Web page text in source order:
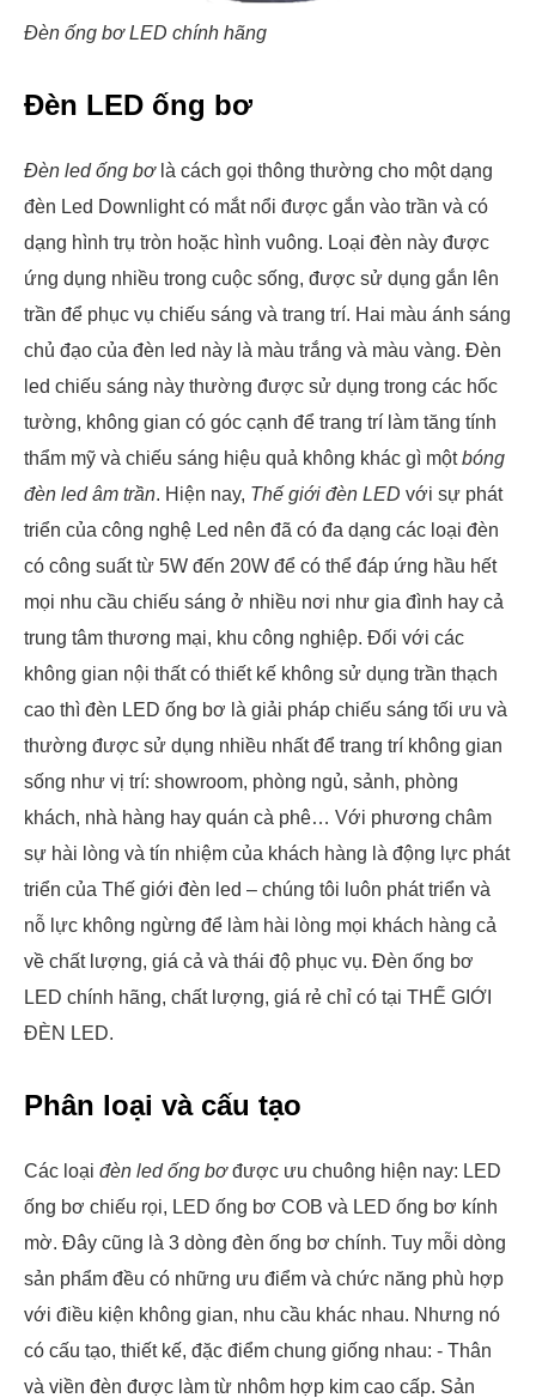
Đèn ống bơ LED chính hãng
Đèn LED ống bơ
Đèn led ống bơlà cách gọi thông thường cho một dạng
đèn Led Downlight có mắt nổi được gắn vào trần và có
dạng hình trụ tròn hoặc hình vuông. Loại đèn này được
ứng dụng nhiều trong cuộc sống, được sử dụng gắn lên
trần để phục vụ chiếu sáng và trang trí. Hai màu ánh sáng
chủ đạo của đèn led này là màu trắng và màu vàng. Đèn
led chiếu sáng này thường được sử dụng trong các hốc
tường, không gian có góc cạnh để trang trí làm tăng tính
thẩm mỹ và chiếu sáng hiệu quả không khác gì mộtbóng
đèn led âm trần. Hiện nay, Thế giới đèn LED với sự phát
triển của công nghệ Led nên đã có đa dạng các loại đèn
có công suất từ 5W đến 20W để có thể đáp ứng hầu hết
mọi nhu cầu chiếu sáng ở nhiều nơi như gia đình hay cả
trung tâm thương mại, khu công nghiệp. Đối với các
không gian nội thất có thiết kế không sử dụng trần thạch
cao thì đèn LED ống bơ là giải pháp chiếu sáng tối ưu và
thường được sử dụng nhiều nhất để trang trí không gian
sống như vị trí: showroom, phòng ngủ, sảnh, phòng
khách, nhà hàng hay quán cà phê… Với phương châm
sự hài lòng và tín nhiệm của khách hàng là động lực phát
triển của Thế giới đèn led – chúng tôi luôn phát triển và
nỗ lực không ngừng để làm hài lòng mọi khách hàng cả
về chất lượng, giá cả và thái độ phục vụ. Đèn ống bơ
LED chính hãng, chất lượng, giá rẻ chỉ có tại THẾ GIỚI
ĐÈN LED.
Phân loại và cấu tạo
Các loại đèn led ống bơđược ưu chuông hiện nay: LED
ống bơ chiếu rọi, LED ống bơ COB và LED ống bơ kính
mờ. Đây cũng là 3 dòng đèn ống bơ chính. Tuy mỗi dòng
sản phẩm đều có những ưu điểm và chức năng phù hợp
với điều kiện không gian, nhu cầu khác nhau. Nhưng nó
có cấu tạo, thiết kế, đặc điểm chung giống nhau: - Thân
và viền đèn được làm từ nhôm hợp kim cao cấp. Sản